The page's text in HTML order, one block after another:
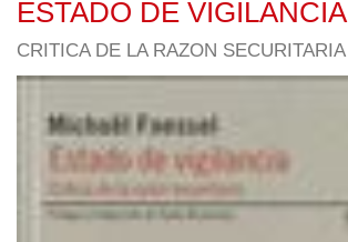
ESTADO DE VIGILANCIA
CRITICA DE LA RAZON SECURITARIA